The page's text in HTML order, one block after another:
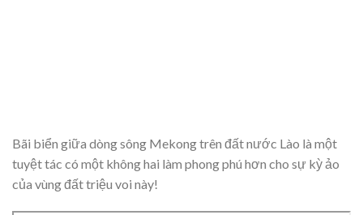
Bãi biển giữa dòng sông Mekong trên đất nước Lào là một
tuyệt tác có một không hai làm phong phú hơn cho sự kỳ ảo
của vùng đất triệu voi này!